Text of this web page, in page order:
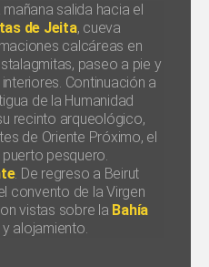
mañana salida hacia el
de Jeita, cueva
calcáreas en
paseo a pie y
Continuación a
de la Humanidad
recinto arqueológico,
de Oriente Próximo, el
pesquero.
. De regreso a Beirut
convento de la Virgen
vistas sobre la Bahía
y alojamiento.